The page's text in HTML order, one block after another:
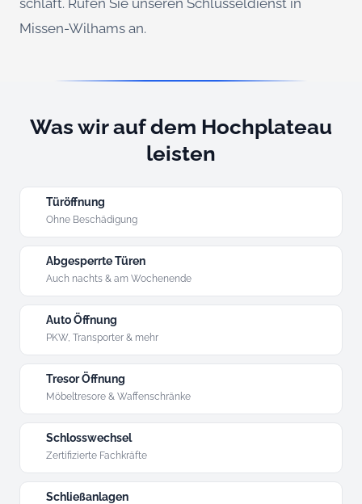
Missen-Wilhams an.
Was wir auf dem Hochplateau
leisten
Türöffnung
Ohne Beschädigung
Abgesperrte Türen
Auch nachts & am Wochenende
Auto Öffnung
PKW, Transporter & mehr
Tresor Öffnung
Möbeltresore & Waffenschränke
Schlosswechsel
Zertifizierte Fachkräfte
Schließanlagen